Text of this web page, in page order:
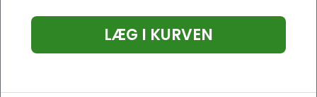
LÆG I KURVEN